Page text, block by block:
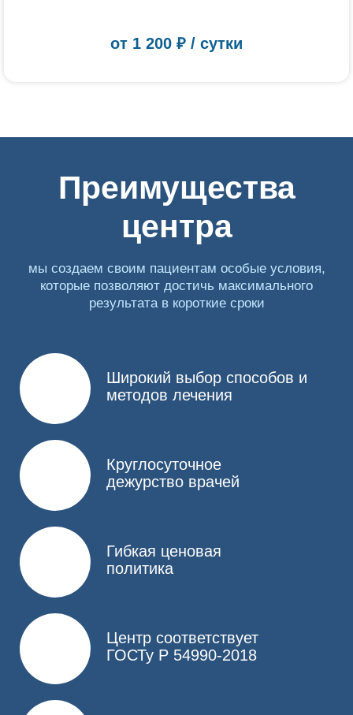
от 1 200 ₽ / сутки
Преимущества
центра
мы создаем своим пациентам особые условия,
которые позволяют достичь максимального
результата в короткие сроки
Широкий выбор способов и
методов лечения
Круглосуточное
дежурство врачей
Гибкая ценовая
политика
Центр соответствует
ГОСТу Р 54990-2018